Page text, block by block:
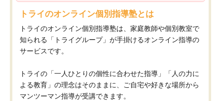
トライのオンライン個別指導塾とは
トライのオンライン個別指導塾は、家庭教師や個別教室で
知られる「トライグループ」が手掛けるオンライン指導の
サービスです。
トライの「一人ひとりの個性に合わせた指導」「人の力に
よる教育」の理念はそのままに、ご自宅や好きな場所から
マンツーマン指導が受講できます。